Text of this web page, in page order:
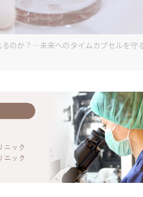
のか？―未来へのタイムカプセルを守